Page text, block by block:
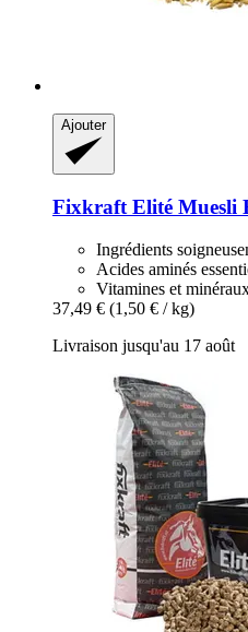
Ajouter
Fixkraft Elité Muesli
Ingrédients
Acides aminés
Vitamines et
37,49 € (1,50 € / kg)
Livraison jusqu'au 17 août